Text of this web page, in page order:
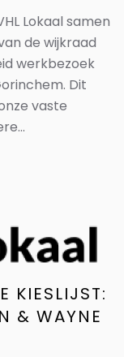
Lokaal samen
de wijkraad
werkbezoek
Dit
vaste
KIESLIJST:
& WAYNE